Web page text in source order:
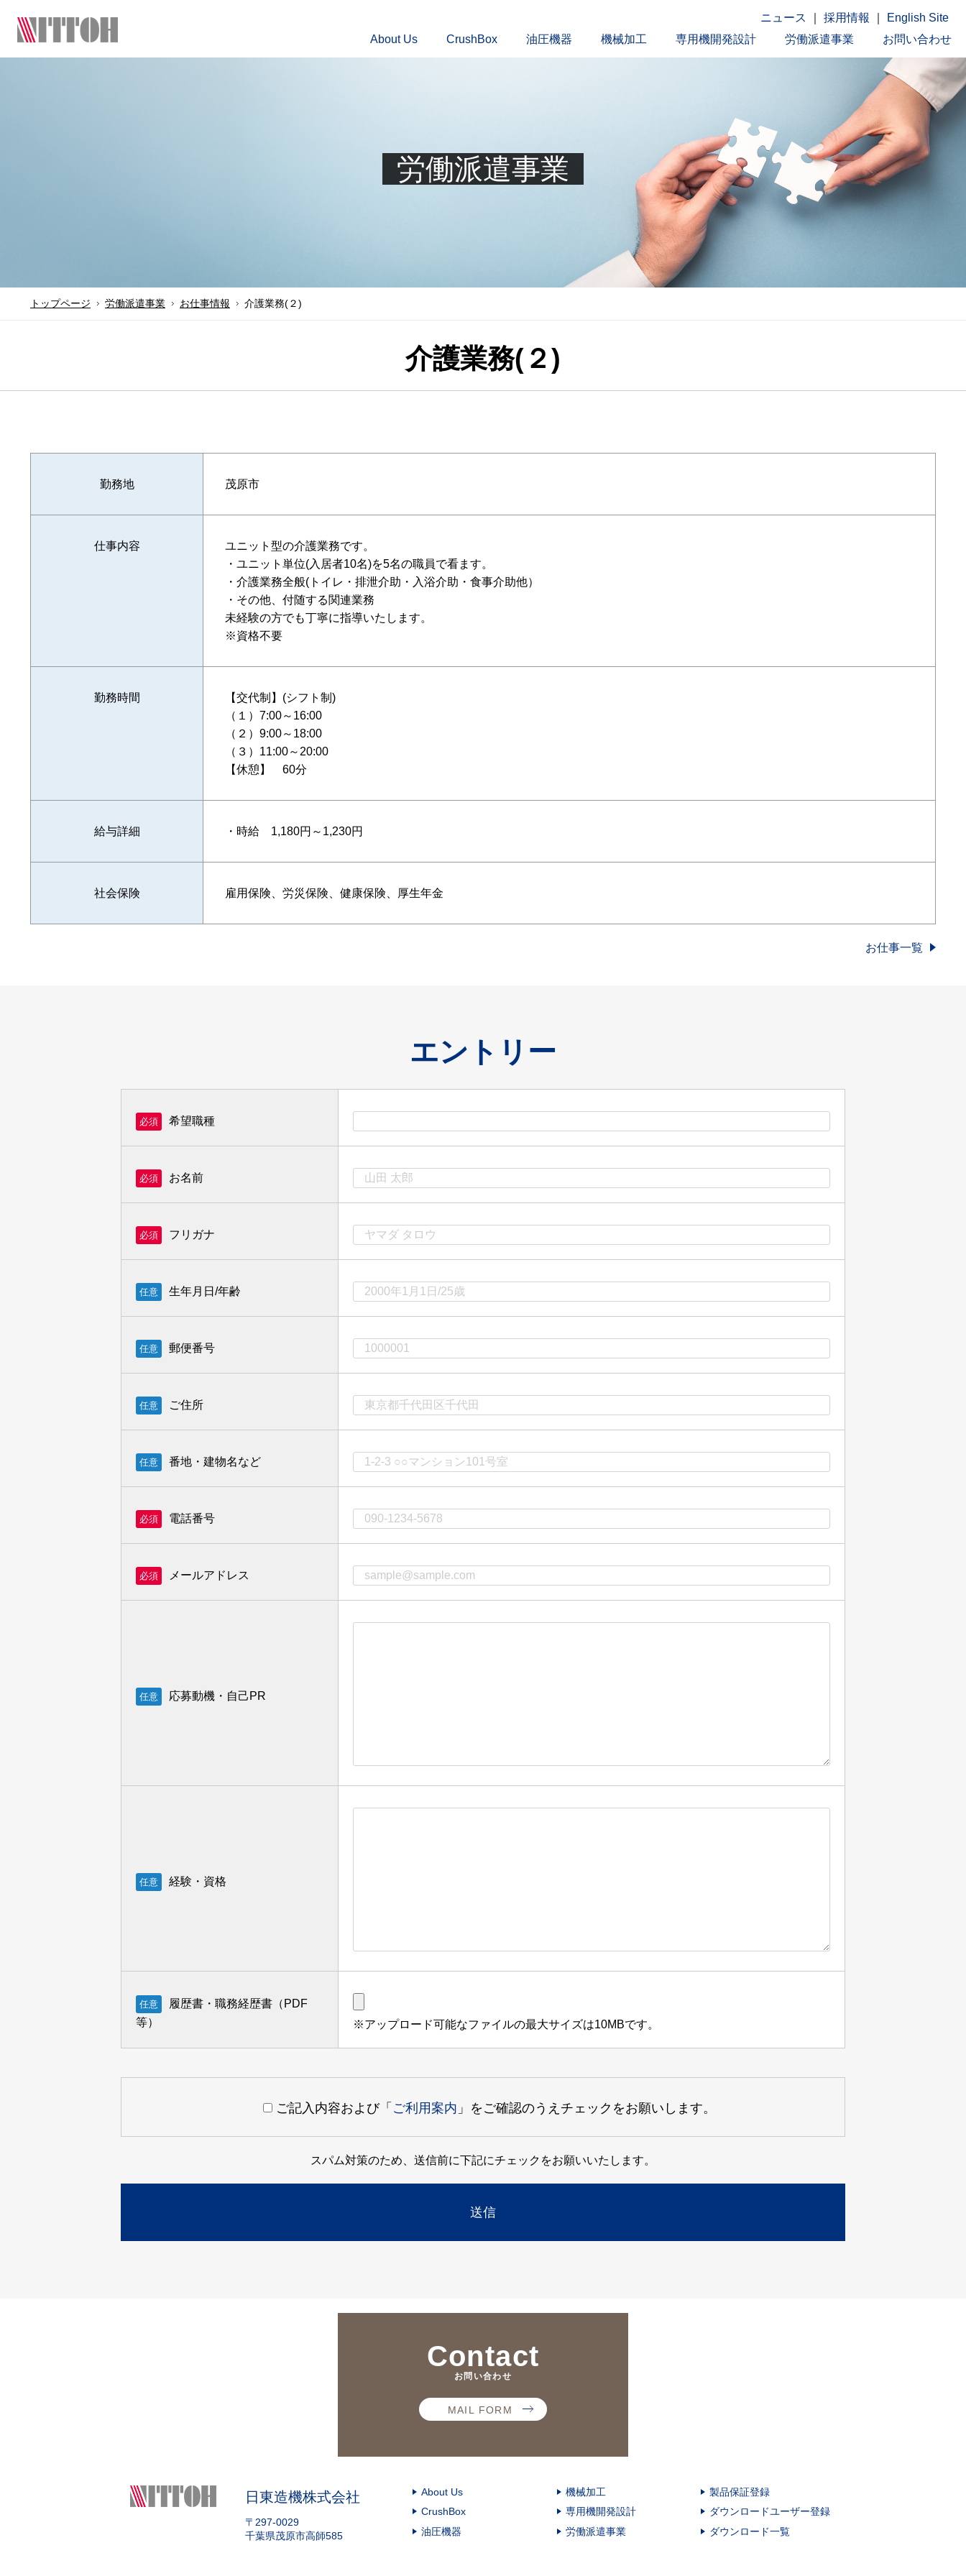
English Site
採用情報
ニュース
お問い合わせ
労働派遣事業
専用機開発設計
機械加工
油圧機器
CrushBox
About Us
トップページ
労働派遣事業
トップページ 労働派遣事業 お仕事情報 介護業務(２)
介護業務(２)
勤務地 茂原市
仕事内容
ユニット型の介護業務です。
・ユニット単位(入居者10名)を5名の職員で看ます。
・介護業務全般(トイレ・排泄介助・入浴介助・食事介助他）
・その他、付随する関連業務
未経験の方でも丁寧に指導いたします。
※資格不要
勤務時間
【交代制】(シフト制)
（１）7:00～16:00
（２）9:00～18:00
（３）11:00～20:00
【休憩】 60分
給与詳細 ・時給 1,180円～1,230円
社会保険 雇用保険、労災保険、健康保険、厚生年金
お仕事一覧
エントリー
必須 希望職種
必須 お名前
必須 フリガナ
任意 生年月日/年齢
任意 郵便番号
任意 ご住所
任意 番地・建物名など
必須 電話番号
必須 メールアドレス
任意 応募動機・自己PR
任意 経験・資格
任意
履歴書・職務経歴書（PDF
等）
※アップロード可能なファイルの最大サイズは10MBです。
ご記入内容および「 ご利用案内 」をご確認のうえチェックをお願いします。
スパム対策のため、送信前に下記にチェックをお願いいたします。
Contact
お問い合わせ
MAIL FORM
日東造機株式会社
〒297-0029
千葉県茂原市高師585
About Us
CrushBox
油圧機器
機械加工
専用機開発設計
労働派遣事業
製品保証登録
ダウンロードユーザー登録
ダウンロード一覧